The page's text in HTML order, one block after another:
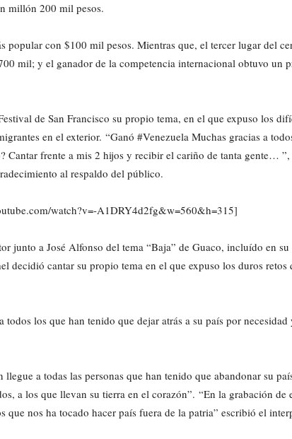
millón 200 mil pesos.
popular con $100 mil pesos. Mientras que, el tercer lugar del
mil; y el ganador de la competencia internacional obtuvo un
de San Francisco su propio tema, en el que expuso los
en el exterior. “Ganó #Venezuela Muchas gracias a
Cantar frente a mis 2 hijos y recibir el cariño de tanta gente…
al respaldo del público.
watch?v=-A1DRY4d2fg&w=560&h=315]
junto a José Alfonso del tema “Baja” de Guaco, incluído en su
decidió cantar su propio tema en el que expuso los duros retos
todos los que han tenido que dejar atrás a su país por necesidad
llegue a todas las personas que han tenido que abandonar su
a los que llevan su tierra en el corazón”. “En la grabación de
que nos ha tocado hacer país fuera de la patria” escribió el